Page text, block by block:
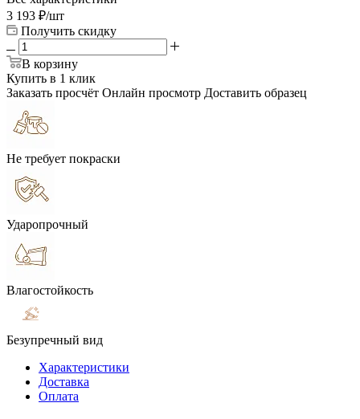
3 193 ₽/шт
Получить скидку
В корзину
Купить в 1 клик
Заказать просчёт Онлайн просмотр Доставить образец
Не требует покраски
Ударопрочный
Влагостойкость
Безупречный вид
Характеристики
Доставка
Оплата